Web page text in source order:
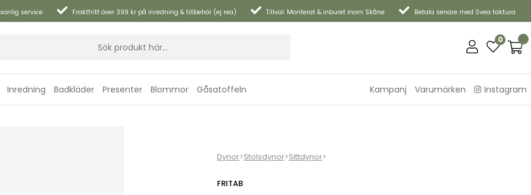
service Fraktfritt över 399 kr på inredning & tillbehör (ej rea) Tillval: Monterat & inburet inom Skåne Betala senare med Svea faktura
0
Inredning Badkläder Presenter Blommor Gåsatoffeln Kampanj Varumärken Instagram
Dynor>Stolsdynor>Sittdynor>
FRITAB